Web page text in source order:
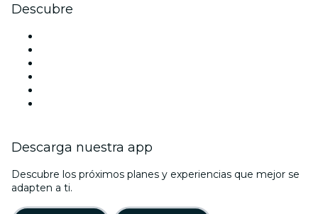
Descubre
Descarga nuestra app
Descubre los próximos planes y experiencias que mejor se
adapten a ti.